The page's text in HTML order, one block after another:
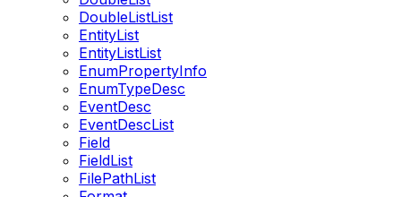
DoubleListList
EntityList
EntityListList
EnumPropertyInfo
EnumTypeDesc
EventDesc
EventDescList
Field
FieldList
FilePathList